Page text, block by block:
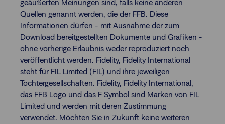
geäußerten Meinungen sind, falls keine anderen
Quellen genannt werden, die der FFB. Diese
Informationen dürfen - mit Ausnahme der zum
Download bereitgestellten Dokumente und Grafiken -
ohne vorherige Erlaubnis weder reproduziert noch
veröffentlicht werden. Fidelity, Fidelity International
steht für FIL Limited (FIL) und ihre jeweiligen
Tochtergesellschaften. Fidelity, Fidelity International,
das FFB Logo und das F Symbol sind Marken von FIL
Limited und werden mit deren Zustimmung
verwendet. Möchten Sie in Zukunft keine weiteren